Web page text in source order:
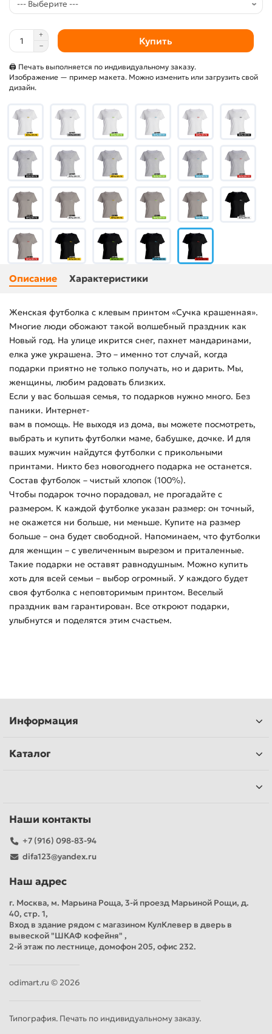
Купить
🖨 Печать выполняется по индивидуальному заказу.
Изображение — пример макета. Можно изменить или загрузить свой
дизайн.
Описание Характеристики
Женская футболка с клевым принтом «Сучка крашенная».
Многие люди обожают такой волшебный праздник как
Новый год. На улице икрится снег, пахнет мандаринами,
елка уже украшена. Это – именно тот случай, когда
подарки приятно не только получать, но и дарить. Мы,
женщины, любим радовать близких.
Если у вас большая семья, то подарков нужно много. Без
паники. Интернет-
вам в помощь. Не выходя из дома, вы можете посмотреть,
выбрать и купить футболки маме, бабушке, дочке. И для
ваших мужчин найдутся футболки с прикольными
принтами. Никто без новогоднего подарка не останется.
Состав футболок – чистый хлопок (100%).
Чтобы подарок точно порадовал, не прогадайте с
размером. К каждой футболке указан размер: он точный,
не окажется ни больше, ни меньше. Купите на размер
больше – она будет свободной. Напоминаем, что футболки
для женщин – с увеличенным вырезом и приталенные.
Такие подарки не оставят равнодушным. Можно купить
хоть для всей семьи – выбор огромный. У каждого будет
своя футболка с неповторимым принтом. Веселый
праздник вам гарантирован. Все откроют подарки,
улыбнутся и поделятся этим счастьем.
Информация
Каталог
Наши контакты
+7 (916) 098-83-94
difa123@yandex.ru
Наш адрес
г. Москва, м. Марьина Роща, 3-й проезд Марьиной Рощи, д.
40, стр. 1,
Вход в здание рядом с магазином КулКлевер в дверь в
вывеской "ШКАФ кофейня" ,
2-й этаж по лестнице, домофон 205, офис 232.
odimart.ru © 2026
Типография. Печать по индивидуальному заказу.